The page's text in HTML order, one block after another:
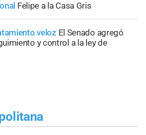
Felipe a la Casa Gris
veloz El Senado agregó
y control a la ley de